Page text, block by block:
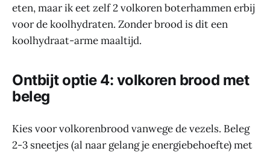
eten, maar ik eet zelf 2 volkoren boterhammen erbij
voor de koolhydraten. Zonder brood is dit een
koolhydraat-arme maaltijd.
Ontbijt optie 4: volkoren brood met
beleg
Kies voor volkorenbrood vanwege de vezels. Beleg
2-3 sneetjes (al naar gelang je energiebehoefte) met